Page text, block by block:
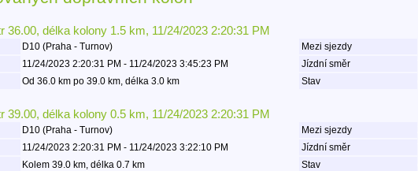
36.00, délka kolony 1.5 km, 11/24/2023 2:20:31 PM
D10 (Praha - Turnov) Mezi sjezdy
11/24/2023 2:20:31 PM - 11/24/2023 3:45:23 PM Jízdní směr
Od 36.0 km po 39.0 km, délka 3.0 km Stav
39.00, délka kolony 0.5 km, 11/24/2023 2:20:31 PM
D10 (Praha - Turnov) Mezi sjezdy
11/24/2023 2:20:31 PM - 11/24/2023 3:22:10 PM Jízdní směr
Kolem 39.0 km, délka 0.7 km Stav